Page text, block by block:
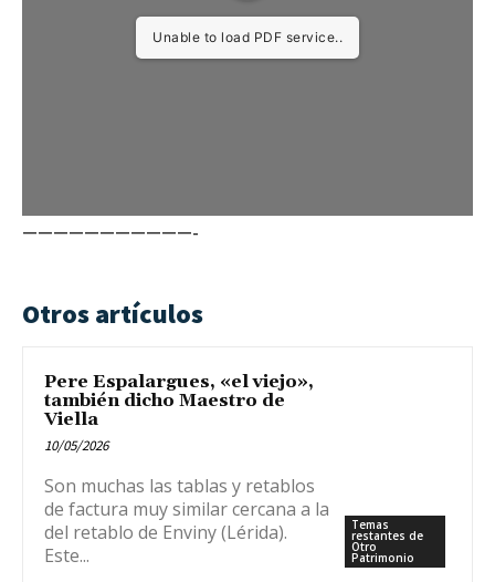
Unable to load PDF service..
———————————-
Otros artículos
Temas
restantes de
Otro
Patrimonio
Pere Espalargues, «el viejo»,
también dicho Maestro de
Viella
10/05/2026
Son muchas las tablas y retablos
de factura muy similar cercana a la
del retablo de Enviny (Lérida).
Este...